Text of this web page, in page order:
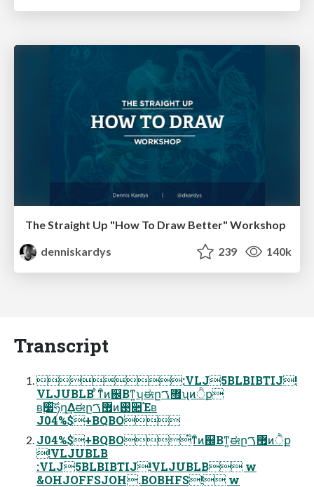
The Straight Up "How To Draw Better" Workshop
denniskardys
239 140k
Transcript
:VLJ5BLBIBTIJ!
VLJUBLB ͋ͳͨͷ஌Βͳ͍ʮಈը޿ࠂʯͷੈք
ʙ࣮૷ͯ͠ཧղ͢Δಈը޿ࠂͷ࢓૊Έʙ
J04%$+BQBO
J04%$+BQBO͋ͳͨͷ஌Βͳ͍ಈը޿ࠂͷੈք
!VLJUBLB
:VLJ5BLBIBTIJ!VLJUBLB w
&OHJOFFSJOH.BOBHFS! w